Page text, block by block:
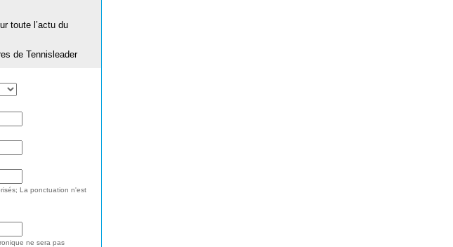
toute l’actu du
de Tennisleader
La ponctuation n'est
ne sera pas